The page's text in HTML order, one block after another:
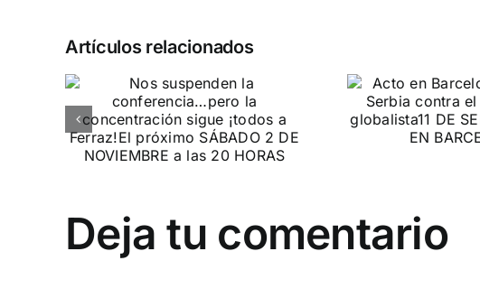
Artículos relacionados
España y Serbia
contra el
separatismo
globalista
Deja tu comentario